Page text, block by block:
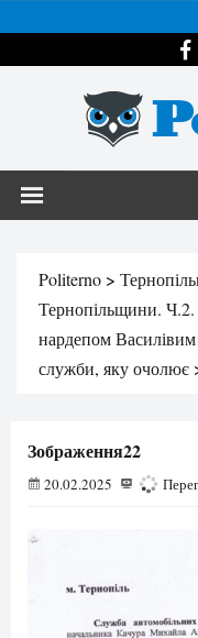
Politerno >
Тернопільщини.
нардепом
служби, яку очолює
Зображення22
20.02.2025 214